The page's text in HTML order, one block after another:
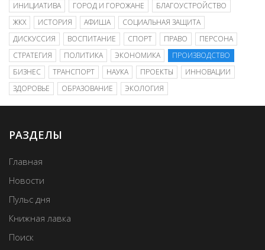
ИНИЦИАТИВА ГОРОД И ГОРОЖАНЕ
БЛАГОУСТРОЙСТВО
ЖКХ
ИСТОРИЯ АФИША
СОЦИАЛЬНАЯ ЗАЩИТА
ДИСКУССИЯ
ВОСПИТАНИЕ СПОРТ ПРАВО
ПЕРСОНА
СТРАТЕГИЯ
ПОЛИТИКА ЭКОНОМИКА
ПРОИЗВОДСТВО
БИЗНЕС
ТРАНСПОРТ НАУКА ПРОЕКТЫ
ИННОВАЦИИ
ЗДОРОВЬЕ
ОБРАЗОВАНИЕ ЭКОЛОГИЯ
РАЗДЕЛЫ
Главная
Новости
Пульс дня
Книжная лавка
Поиск